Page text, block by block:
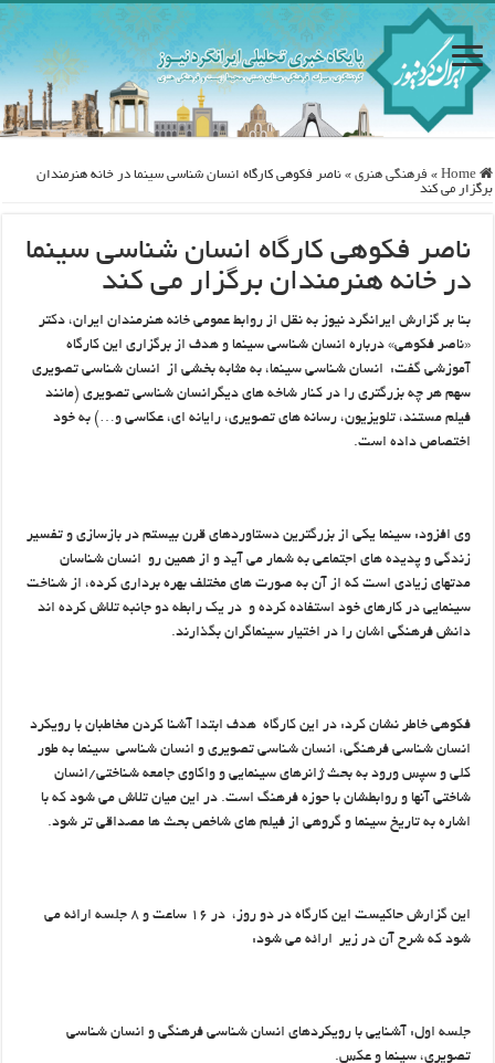
Home
» فرهنگی هنری » ناصر فکوهی کارگاه انسان شناسی سینما در خانه هنرمندان
برگزار می کند
ناصر فکوهی کارگاه انسان شناسی سینما
در خانه هنرمندان برگزار می کند
بنا بر گزارش ایرانگرد نیوز به نقل از روابط عمومی خانه هنرمندان ایران، دکتر
«ناصر فکوهی» درباره انسان شناسی سینما و هدف از برگزاری این کارگاه
آموزشی گفت: انسان شناسی سینما، به مثابه بخشی از انسان شناسی تصویری
سهم هر چه بزرگتری را در کنار شاخه های دیگرانسان شناسی تصویری (مانند
فیلم مستند، تلویزیون، رسانه های تصویری، رایانه ای، عکاسی و…) به خود
اختصاص داده است.
وی افزود: سینما یکی از بزرگترین دستاوردهای قرن بیستم در بازسازی و تفسیر
زندگی و پدیده های اجتماعی به شمار می آید و از همین رو انسان شناسان
مدتهای زیادی است که از آن به صورت های مختلف بهره برداری کرده، از شناخت
سینمایی در کارهای خود استفاده کرده و در یک رابطه دو جانبه تلاش کرده اند
دانش فرهنگی اشان را در اختیار سینماگران بگذارند.
فکوهی خاطر نشان کرد: در این کارگاه هدف ابتدا آشنا کردن مخاطبان با رویکرد
انسان شناسی فرهنگی، انسان شناسی تصویری و انسان شناسی سینما به طور
کلی و سپس ورود به بحث ژانرهای سینمایی و واکاوی جامعه شناختی/انسان
شاختی آنها و روابطشان با حوزه فرهنگ است. در این میان تلاش می شود که با
اشاره به تاریخ سینما و گروهی از فیلم های شاخص بحث ها مصداقی تر شود.
این گزارش حاکیست این کارگاه در دو روز، در ۱۶ ساعت و ۸ جلسه ارائه می
شود که شرح آن در زیر ارائه می شود:
جلسه اول: آشنایی با رویکردهای انسان شناسی فرهنگی و انسان شناسی
تصویری، سینما و عکس.